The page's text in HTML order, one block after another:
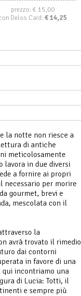
prezzo:€ 15,00
Delos Card: €14,25
la notte non riesce a
di antiche
meticolosamente
lavora in due diversi
a fornire ai propri
necessario per morire
gourmet, brevi e
mescolata con il
la
avrà trovato il rimedio
dai contorni
in favore di una
qui incontriamo una
di Lucia: Totti, il
e sempre più